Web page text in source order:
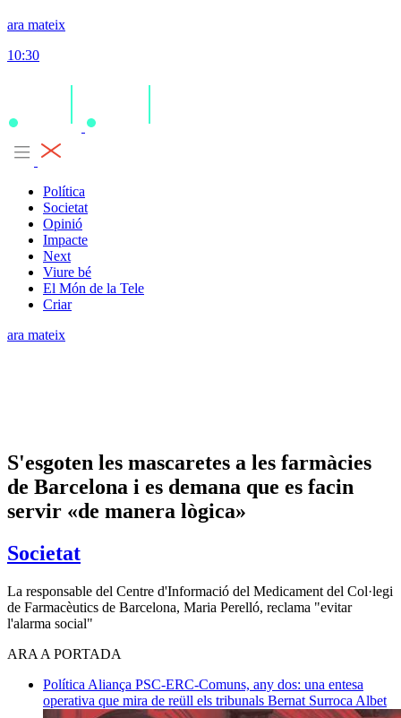
ara mateix
10:30
Política
Societat
Opinió
Impacte
Next
Viure bé
El Món de la Tele
Criar
ara mateix
S'esgoten les mascaretes a les farmàcies
de Barcelona i es demana que es facin
servir «de manera lògica»
Societat
La responsable del Centre d'Informació del Medicament del Col·legi
de Farmacèutics de Barcelona, Maria Perelló, reclama "evitar
l'alarma social"
ARA A PORTADA
Política Aliança PSC-ERC-Comuns, any dos: una entesa
operativa que mira de reüll els tribunals Bernat Surroca Albet